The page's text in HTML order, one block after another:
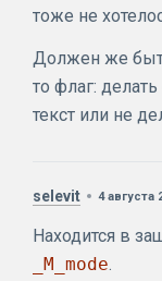
тоже не
Должен же
то флаг:
текст или не
selevit 4 августа
Находится в
_M_mode.